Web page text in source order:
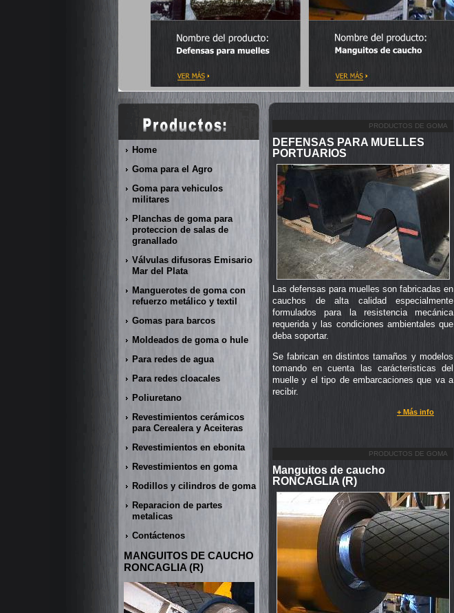
PRODUCTOS DE GOMA
DEFENSAS PARA MUELLES
PORTUARIOS
Las defensas para muelles son fabricadas en
cauchos de alta calidad especialmente
formulados para la resistencia mecánica
requerida y las condiciones ambientales que
deba soportar.
Se fabrican en distintos tamaños y modelos
tomando en cuenta las carácteristicas del
muelle y el tipo de embarcaciones que va a
recibir.
+ Más info
PRODUCTOS DE GOMA
Manguitos de caucho
RONCAGLIA (R)
Home
Goma para el Agro
Goma para vehiculos
militares
Planchas de goma para
proteccion de salas de
granallado
Válvulas difusoras Emisario
Mar del Plata
Manguerotes de goma con
refuerzo metálico y textil
Gomas para barcos
Moldeados de goma o hule
Para redes de agua
Para redes cloacales
Poliuretano
Revestimientos cerámicos
para Cerealera y Aceiteras
Revestimientos en ebonita
Revestimientos en goma
Rodillos y cilindros de goma
Reparacion de partes
metalicas
Contáctenos
MANGUITOS DE CAUCHO
RONCAGLIA (R)